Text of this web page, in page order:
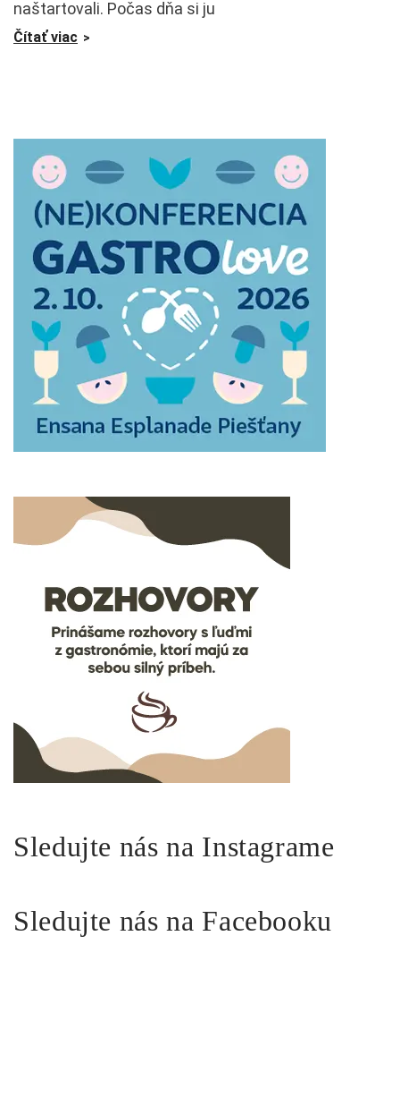
naštartovali. Počas dňa si ju
Čítať viac
Sledujte nás na Instagrame
Sledujte nás na Facebooku